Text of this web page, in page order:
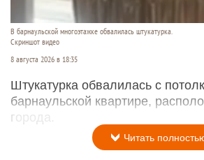
В барнаульской многоэтажке обвалилась штукатурка.
Скриншот видео
8 августа 2026 в 18:35
Штукатурка обвалилась с
барнаульской квартире,
города.
Читать